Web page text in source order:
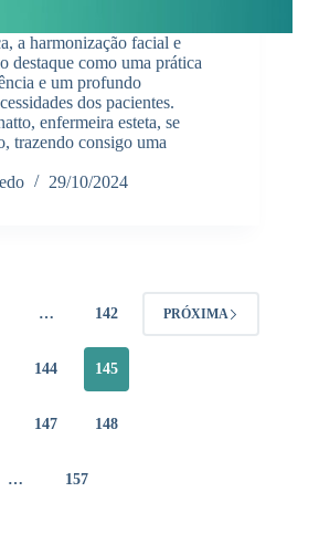
a harmonização facial e
destaque como uma prática
e um profundo
dos pacientes.
enfermeira esteta, se
trazendo consigo uma
29/10/2024
… 142
144 145
147 148
… 157
PRÓXIMA